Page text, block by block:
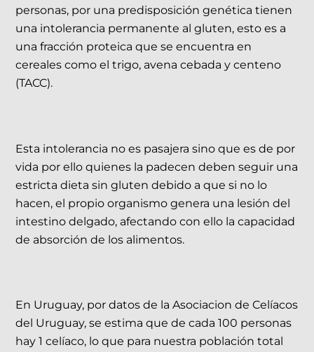
personas, por una predisposición genética tienen
una intolerancia permanente al gluten, esto es a
una fracción proteica que se encuentra en
cereales como el trigo, avena cebada y centeno
(TACC).
Esta intolerancia no es pasajera sino que es de por
vida por ello quienes la padecen deben seguir una
estricta dieta sin gluten debido a que si no lo
hacen, el propio organismo genera una lesión del
intestino delgado, afectando con ello la capacidad
de absorción de los alimentos.
En Uruguay, por datos de la Asociacion de Celíacos
del Uruguay, se estima que de cada 100 personas
hay 1 celíaco, lo que para nuestra población total